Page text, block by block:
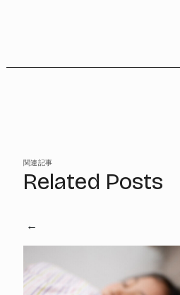
関連記事
Related Posts